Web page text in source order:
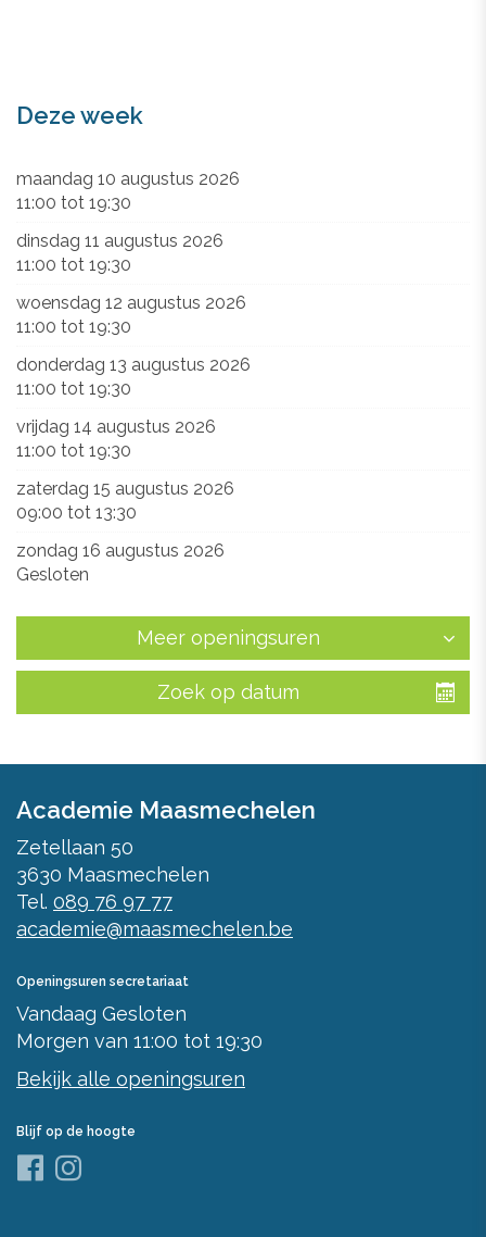
Deze week
maandag 10 augustus 2026
11:00 tot 19:30
dinsdag 11 augustus 2026
11:00 tot 19:30
woensdag 12 augustus 2026
11:00 tot 19:30
donderdag 13 augustus 2026
11:00 tot 19:30
vrijdag 14 augustus 2026
11:00 tot 19:30
zaterdag 15 augustus 2026
09:00 tot 13:30
zondag 16 augustus 2026
Gesloten
Meer openingsuren
Zoek op datum
Academie Maasmechelen
Zetellaan 50
3630 Maasmechelen
Tel. 089 76 97 77
academie@maasmechelen.be
Openingsuren secretariaat
Vandaag Gesloten
Morgen van 11:00 tot 19:30
Bekijk alle openingsuren
Blijf op de hoogte
Facebook
Instagram